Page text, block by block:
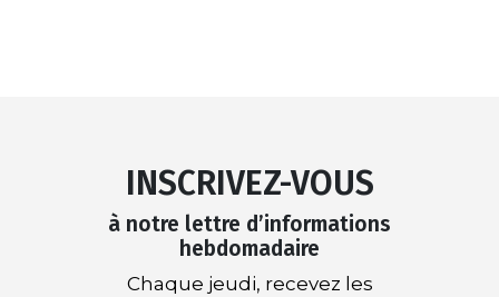
INSCRIVEZ-VOUS
à notre lettre d’informations
hebdomadaire
Chaque jeudi, recevez les